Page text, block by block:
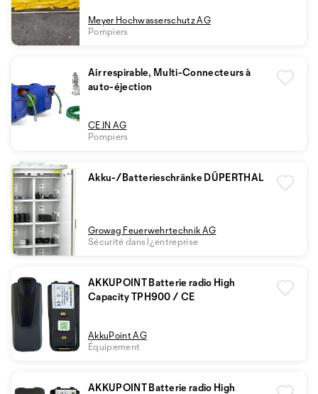
Meyer Hochwasserschutz AG
Pompiers
Air respirable, Multi-Connecteurs à
auto-éjection
CEJN AG
Pompiers
Akku-/Batterieschränke DÜPERTHAL
Growag Feuerwehrtechnik AG
Sécurité dans l¿entreprise
AKKUPOINT Batterie radio High
Capacity TPH900 / CE
AkkuPoint AG
Équipement
AKKUPOINT Batterie radio High